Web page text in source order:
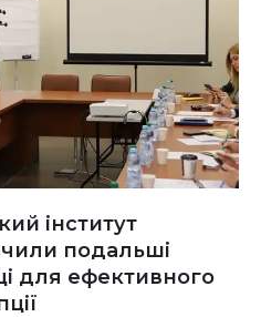
інститут
подальші
для ефективного